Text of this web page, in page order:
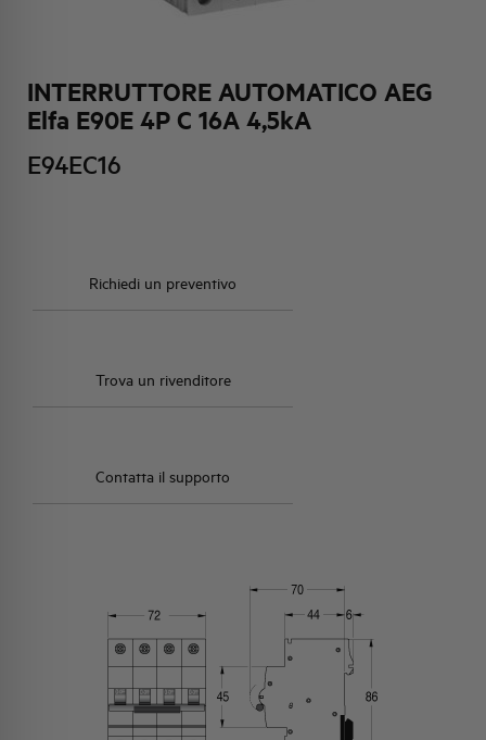
INTERRUTTORE AUTOMATICO AEG
Elfa E90E 4P C 16A 4,5kA
E94EC16
Richiedi un preventivo
Trova un rivenditore
Contatta il supporto